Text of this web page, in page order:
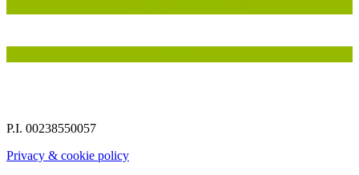
P.I. 00238550057
Privacy & cookie policy